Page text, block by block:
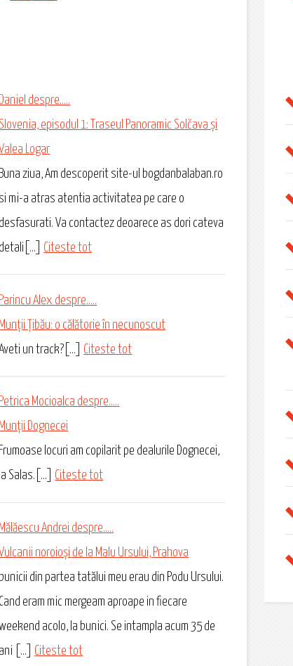
Daniel despre.....
Slovenia, episodul 1: Traseul Panoramic Solčava și
Logar
Buna ziua, Am descoperit site-ul bogdanbalaban.ro
si mi-a atras atentia activitatea pe care o
desfasurati. Va contactez deoarece as dori cateva
detali[...] Citeste tot
Parincu Alex despre.....
Munții Țibău: o călătorie în necunoscut
un track?[...] Citeste tot
Petrica Mocioalca despre.....
Munții Dognecei
Frumoase locuri am copilarit pe dealurile Dognecei,
la Salas.[...] Citeste tot
Mălăescu Andrei despre.....
noroioși de la Malu Ursului, Prahova
bunicii din partea tatălui meu erau din Podu Ursului.
Cand eram mic mergeam aproape in fiecare
acolo, la bunici. Se intampla acum 35 de
ani [...] Citeste tot